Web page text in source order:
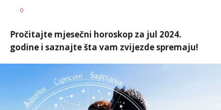
0
Pročitajte mjesečni horoskop za jul 2024.
godine i saznajte šta vam zvijezde spremaju!